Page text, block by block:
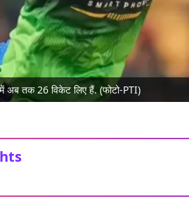
अब तक 26 विकेट लिए हैं. (फोटो-PTI)